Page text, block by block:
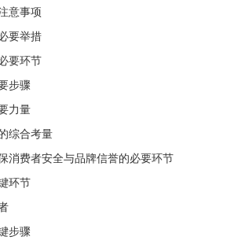
意事项
要举措
要环节
步骤
力量
综合考量
消费者安全与品牌信誉的必要环节
环节
步骤